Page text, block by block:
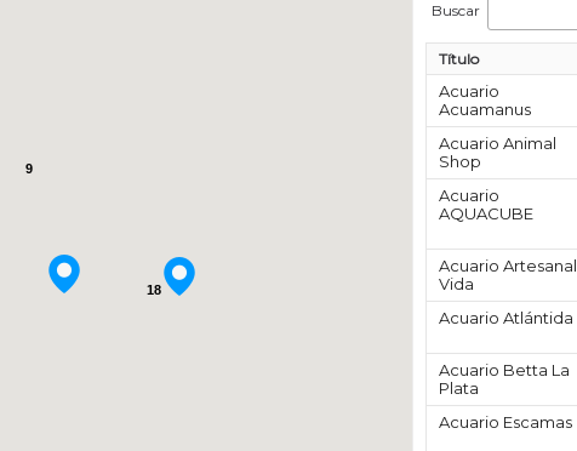
9
18
Buscar
Título
Acuario
Acuamanus
Acuario Animal
Shop
Acuario
AQUACUBE
Acuario Artesanal
Vida
Acuario Atlántida
Acuario Betta La
Plata
Acuario Escamas